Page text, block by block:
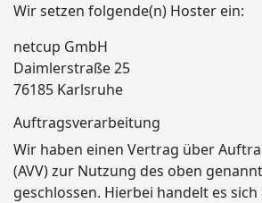
Wir setzen folgende(n) Hoster ein:
netcup GmbH
Daimlerstraße 25
76185 Karlsruhe
Auftragsverarbeitung
Wir haben einen Vertrag über
(AVV) zur Nutzung des oben
geschlossen. Hierbei handelt es